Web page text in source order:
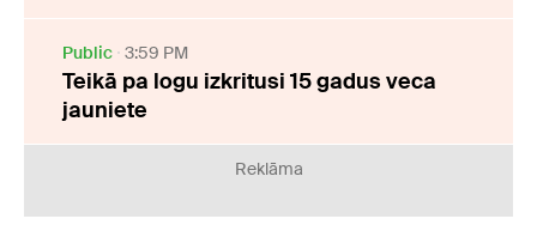
Public 3:59 PM
Teikā pa logu izkritusi 15 gadus veca
jauniete
Reklāma